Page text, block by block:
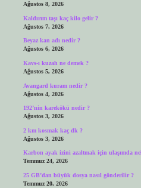
Ağustos 8, 2026
Kaldırım taşı kaç kilo gelir ?
Ağustos 7, 2026
Beyaz kan adı nedir ?
Ağustos 6, 2026
Kavs-ı kuzah ne demek ?
Ağustos 5, 2026
Avangard kuram nedir ?
Ağustos 4, 2026
192’nin karekökü nedir ?
Ağustos 3, 2026
2 km kosmak kaç dk ?
Ağustos 3, 2026
Karbon ayak izini azaltmak için ulaşımda
Temmuz 24, 2026
25 GB’dan büyük dosya nasıl gönderilir ?
Temmuz 20, 2026